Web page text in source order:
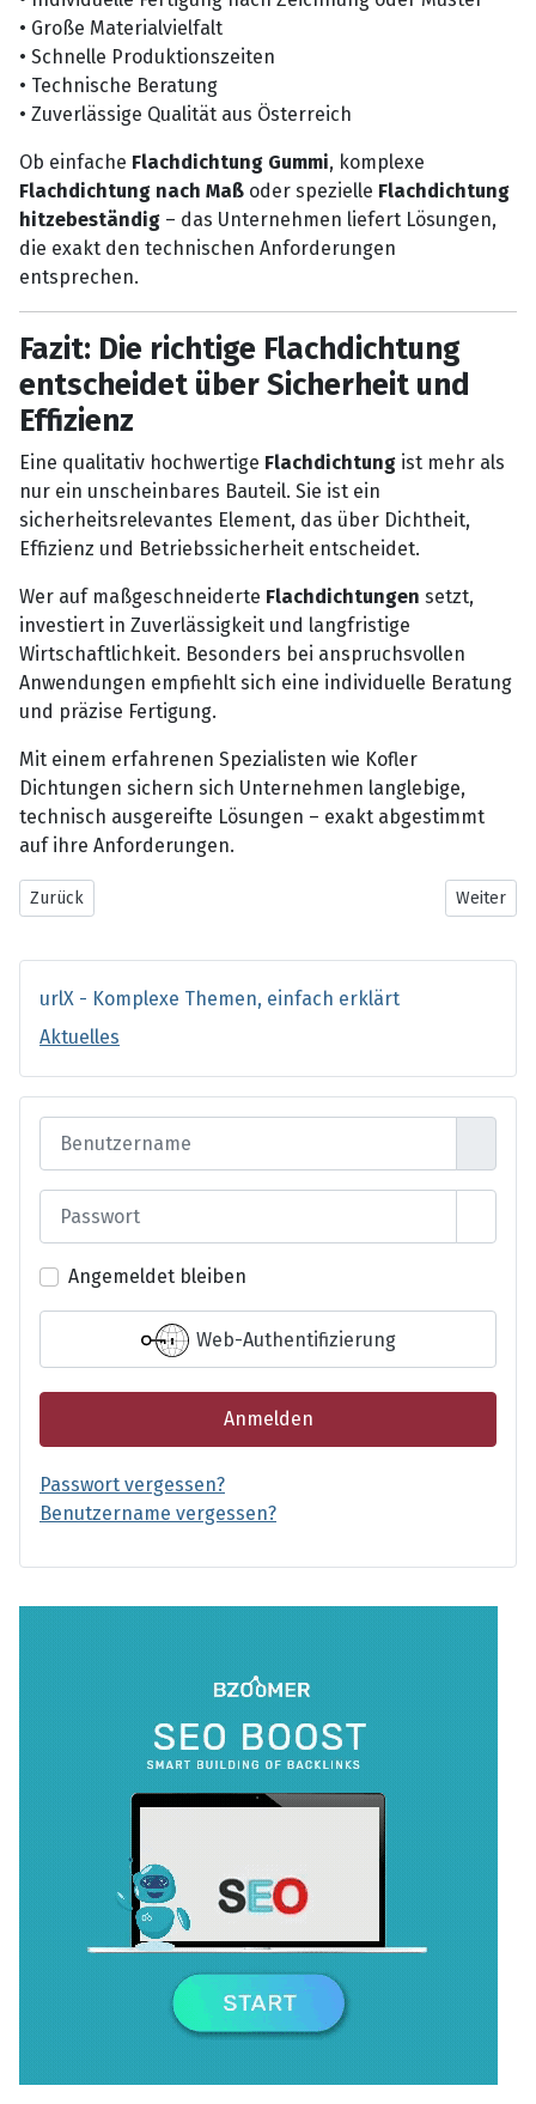
• Große Materialvielfalt
• Schnelle Produktionszeiten
• Technische Beratung
• Zuverlässige Qualität aus Österreich
Ob einfache Flachdichtung Gummi, komplexe
Flachdichtung nach Maß oder spezielle Flachdichtung
hitzebeständig – das Unternehmen liefert Lösungen,
die exakt den technischen Anforderungen
entsprechen.
Fazit: Die richtige Flachdichtung
entscheidet über Sicherheit und
Effizienz
Eine qualitativ hochwertige Flachdichtung ist mehr als
nur ein unscheinbares Bauteil. Sie ist ein
sicherheitsrelevantes Element, das über Dichtheit,
Effizienz und Betriebssicherheit entscheidet.
Wer auf maßgeschneiderte Flachdichtungen setzt,
investiert in Zuverlässigkeit und langfristige
Wirtschaftlichkeit. Besonders bei anspruchsvollen
Anwendungen empfiehlt sich eine individuelle Beratung
und präzise Fertigung.
Mit einem erfahrenen Spezialisten wie Kofler
Dichtungen sichern sich Unternehmen langlebige,
technisch ausgereifte Lösungen – exakt abgestimmt
auf ihre Anforderungen.
Vorheriger Beitrag: Neuromentaltraining als Holistic
Zurück Nächster
Weiter
urlX - Komplexe Themen, einfach erklärt
Aktuelles
Angemeldet bleiben
Web-Authentifizierung
Anmelden
Passwort vergessen?
Benutzername vergessen?